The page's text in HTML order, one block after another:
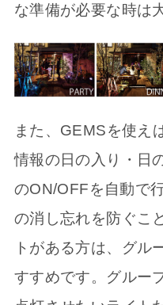
な準備が必要な時は
また、GEMSを使え
情報の日の入り・日
のON/OFFを自動で
の消し忘れを防ぐこ
トがある方は、グル
すすめです。グルー